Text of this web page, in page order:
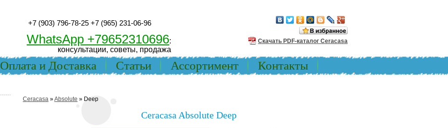
+7 (903) 796-78-25 +7 (965) 231-06-96
WhatsApp +79652310696:
консультации, советы, продажа
Скачать PDF-каталог Ceracasa
Оплата и Доставка Статьи Ассортимент Контакты
Ceracasa »Absolute » Deep
Ceracasa Absolute Deep